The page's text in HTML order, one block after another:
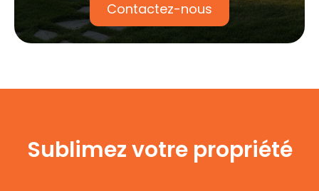
Contactez-nous
Sublimez votre propriété